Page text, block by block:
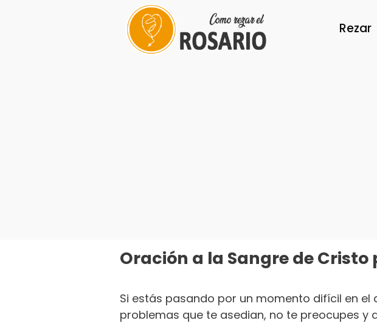
Rezar
Oración a la Sangre de
Si estás pasando por un momento difícil en
problemas que te asedian, no te preocupes